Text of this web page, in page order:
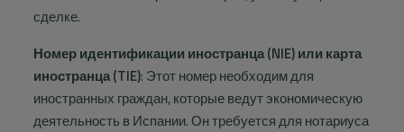
сделке.
Номер идентификации иностранца (NIE) или карта
иностранца (TIE): Этот номер необходим для
иностранных граждан, которые ведут экономическую
деятельность в Испании. Он требуется для нотариуса